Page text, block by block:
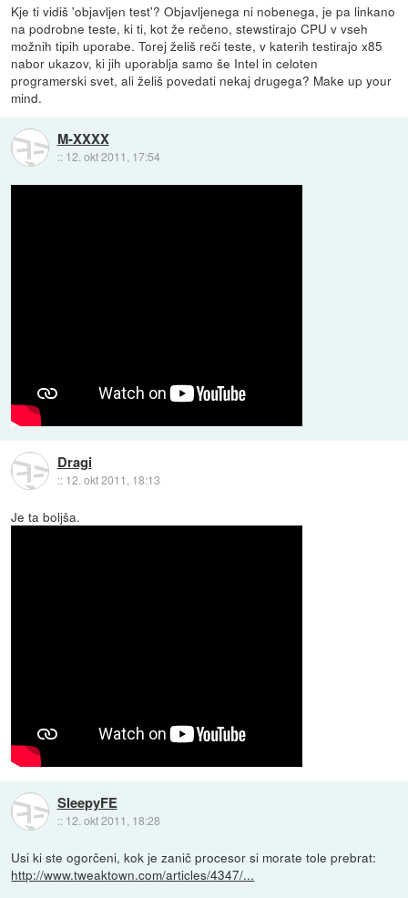
Kje ti vidiš 'objavljen test'? Objavljenega ni nobenega, je pa linkano
na podrobne teste, ki ti, kot že rečeno, stewstirajo CPU v vseh
možnih tipih uporabe. Torej želiš reči teste, v katerih testirajo x85
nabor ukazov, ki jih uporablja samo še Intel in celoten
programerski svet, ali želiš povedati nekaj drugega? Make up your
mind.
M-XXXX
:: 12. okt 2011, 17:54
Dragi
:: 12. okt 2011, 18:13
Je ta boljša.
SleepyFE
:: 12. okt 2011, 18:28
Usi ki ste ogorčeni, kok je zanič procesor si morate tole prebrat:
http://www.tweaktown.com/articles/4347/...